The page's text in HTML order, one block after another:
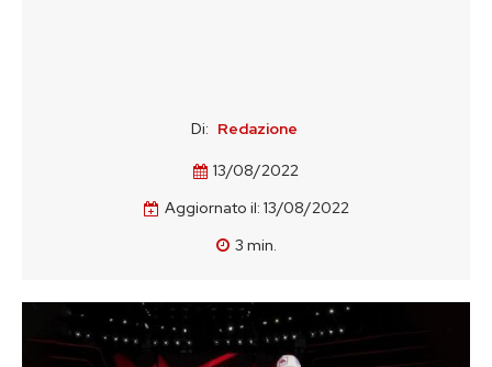
Di: Redazione
13/08/2022
Aggiornato il: 13/08/2022
3 min.